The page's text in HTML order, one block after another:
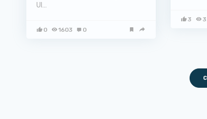
3
UI…
0 1603 0